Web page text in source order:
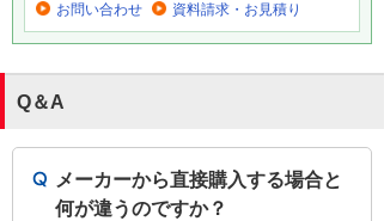
お問い合わせ 資料請求・お見積り
Q＆A
メーカーから直接購入する場合と
何が違うのですか？